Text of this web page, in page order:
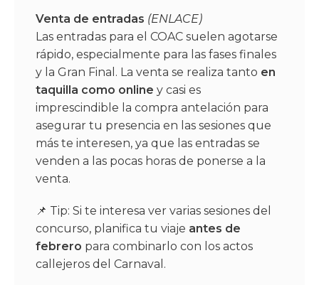
Venta de entradas (ENLACE)
Las entradas para el COAC suelen agotarse
rápido, especialmente para las fases finales
y la Gran Final. La venta se realiza tanto en
taquilla como online y casi es
imprescindible la compra antelación para
asegurar tu presencia en las sesiones que
más te interesen, ya que las entradas se
venden a las pocas horas de ponerse a la
venta.
📌 Tip: Si te interesa ver varias sesiones del
concurso, planifica tu viaje antes de
febrero para combinarlo con los actos
callejeros del Carnaval.